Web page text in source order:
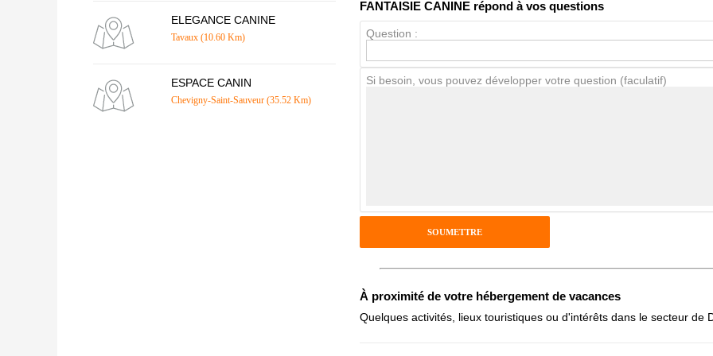
ELEGANCE CANINE
Tavaux (10.60 Km)
ESPACE CANIN
Chevigny-Saint-Sauveur (35.52 Km)
Avis Clients
Antispam - Combien font 7x4 (en chiffres) :
Avis sur l'établissement :
FANTAISIE CANINE répond à vos questions
Question :
Si besoin, vous pouvez développer votre question (faculatif)
À proximité de votre hébergement de vacances
Quelques activités, lieux touristiques ou d'intérêts dans le secteur de